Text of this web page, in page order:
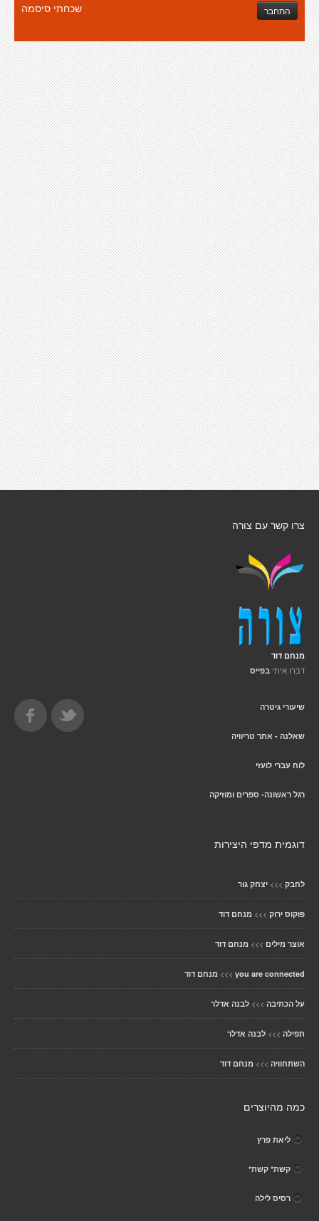
התחבר שכחתי סיסמה
צרו קשר עם צורה
מנחם דוד
דברו איתי בפייס
שיעורי גיטרה
שאלנה - אתר טריוויה
לוח עברי לועזי
רגל ראשונה- ספרים ומוזיקה
דוגמית מדפי היצירות
לחבק >>> יצחק גור
פוקוס ירוק >>> מנחם דוד
אוצר מילים >>> מנחם דוד
you are connected
>>> מנחם דוד
על הכתיבה >>> לבנה אדלר
תפילה >>> לבנה אדלר
השתחוויה >>> מנחם דוד
כמה מהיוצרים
ליאת פרץ
קשת* קשת*
רסיס לילה